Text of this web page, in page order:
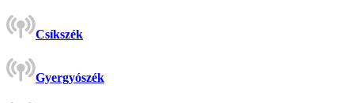
Csíkszék
Gyergyószék